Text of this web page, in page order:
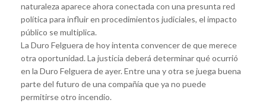
naturaleza aparece ahora conectada con una presunta red
política para influir en procedimientos judiciales, el impacto
público se multiplica.
La Duro Felguera de hoy intenta convencer de que merece
otra oportunidad. La justicia deberá determinar qué ocurrió
en la Duro Felguera de ayer. Entre una y otra se juega buena
parte del futuro de una compañía que ya no puede
permitirse otro incendio.